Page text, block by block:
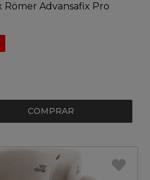
Römer Advansafix Pro
COMPRAR